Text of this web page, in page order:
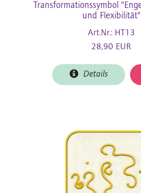
Transformationssymbol
und Flexibilität"
Art.Nr.: HT13
28,90 EUR
Details